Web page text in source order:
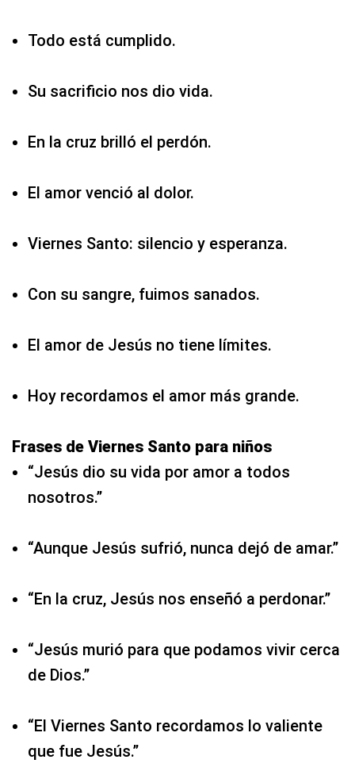
Todo está cumplido.
Su sacrificio nos dio vida.
En la cruz brilló el perdón.
El amor venció al dolor.
Viernes Santo: silencio y esperanza.
Con su sangre, fuimos sanados.
El amor de Jesús no tiene límites.
Hoy recordamos el amor más grande.
Frases de Viernes Santo para niños
“Jesús dio su vida por amor a todos
nosotros.”
“Aunque Jesús sufrió, nunca dejó de amar.”
“En la cruz, Jesús nos enseñó a perdonar.”
“Jesús murió para que podamos vivir cerca
de Dios.”
“El Viernes Santo recordamos lo valiente
que fue Jesús.”